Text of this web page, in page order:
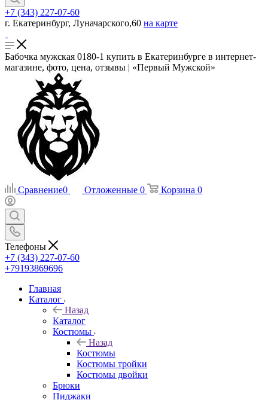
+7 (343) 227-07-60
г. Екатеринбург, Луначарского,60 на карте
Бабочка мужская 0180-1 купить в Екатеринбурге в интернет-
магазине, фото, цена, отзывы | «Первый Мужской»
Сравнение0 Отложенные 0 Корзина 0
Телефоны
+7 (343) 227-07-60
+79193869696
Главная
Каталог
Назад
Каталог
Костюмы
Назад
Костюмы
Костюмы тройки
Костюмы двойки
Брюки
Пиджаки